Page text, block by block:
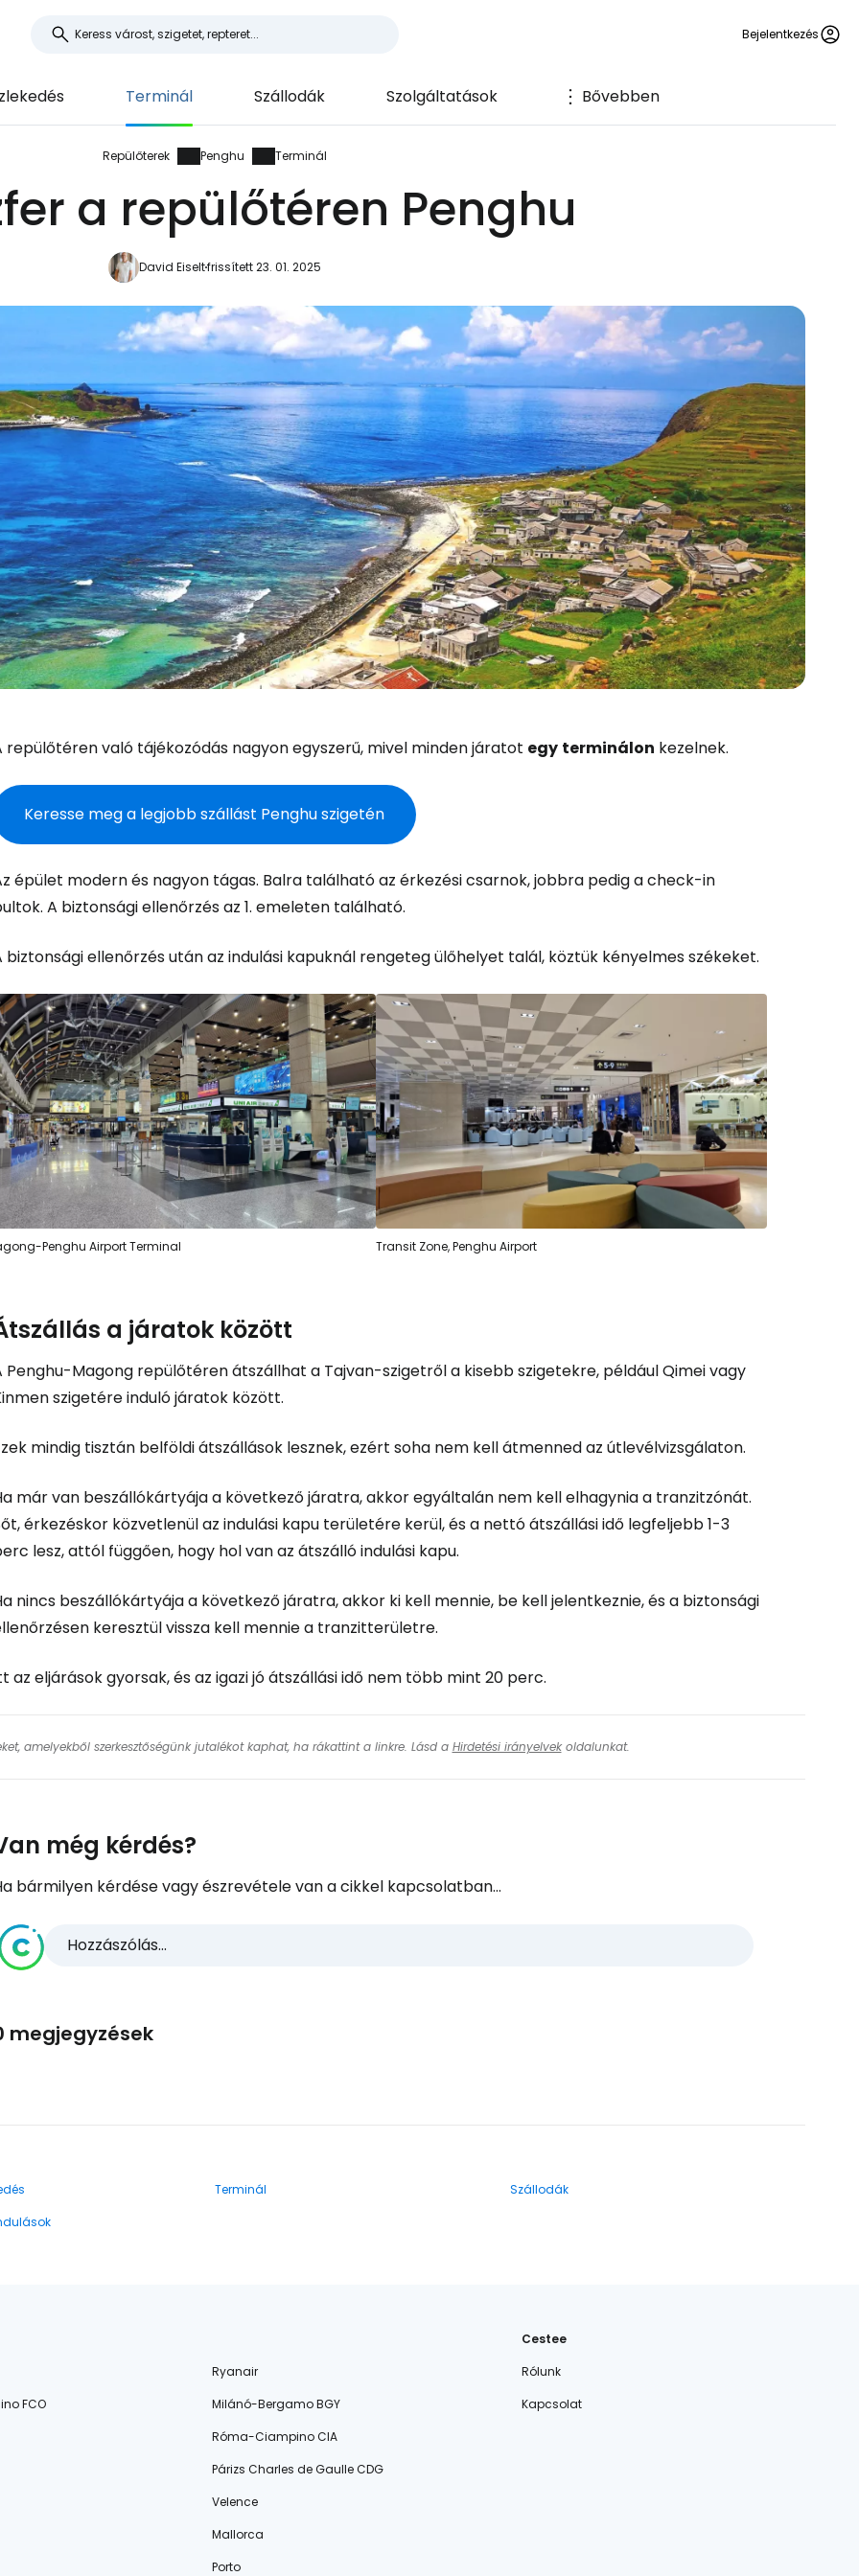
Bejelentkezés
Terminál Szállodák Szolgáltatások Bővebben
Repülőterek Penghu Terminál
a repülőtéren Penghu
David Eiseltfrissített 23. 01. 2025
repülőtéren való tájékozódás nagyon egyszerű, mivel minden járatot egy terminálon kezelnek.
Keresse meg a legjobb szállást Penghu szigetén
épület modern és nagyon tágas. Balra található az érkezési csarnok, jobbra pedig a check-in
A biztonsági ellenőrzés az 1. emeleten található.
biztonsági ellenőrzés után az indulási kapuknál rengeteg ülőhelyet talál, köztük kényelmes székeket.
Penghu Airport Terminal Transit Zone, Penghu Airport
a járatok között
Penghu-Magong repülőtéren átszállhat a Tajvan-szigetről a kisebb szigetekre, például Qimei vagy
szigetére induló járatok között.
mindig tisztán belföldi átszállások lesznek, ezért soha nem kell átmenned az útlevélvizsgálaton.
már van beszállókártyája a következő járatra, akkor egyáltalán nem kell elhagynia a tranzitzónát.
érkezéskor közvetlenül az indulási kapu területére kerül, és a nettó átszállási idő legfeljebb 1-3
lesz, attól függően, hogy hol van az átszálló indulási kapu.
nincs beszállókártyája a következő járatra, akkor ki kell mennie, be kell jelentkeznie, és a biztonsági
keresztül vissza kell mennie a tranzitterületre.
az eljárások gyorsak, és az igazi jó átszállási idő nem több mint 20 perc.
amelyekből szerkesztőségünk jutalékot kaphat, ha rákattint a linkre. Lásd a Hirdetési irányelvekoldalunkat.
még kérdés?
bármilyen kérdése vagy észrevétele van a cikkel kapcsolatban...
Hozzászólás...
megjegyzések
Terminál
Szállodák
Ryanair
FCO
Milánó-Bergamo BGY
Róma-Ciampino CIA
Párizs Charles de Gaulle CDG
Velence
Mallorca
Porto
Cestee
Rólunk
Kapcsolat
Bejelentkezés a Cestee-be
... az utazási közösség világszerte
Folytatás a Google-lal
Folytatás a Facebookkal